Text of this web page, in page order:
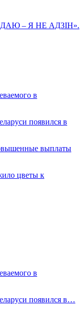
– Я НЕ АДЗІН».
в
появился в
выплаты
цветы к
в
появился в…